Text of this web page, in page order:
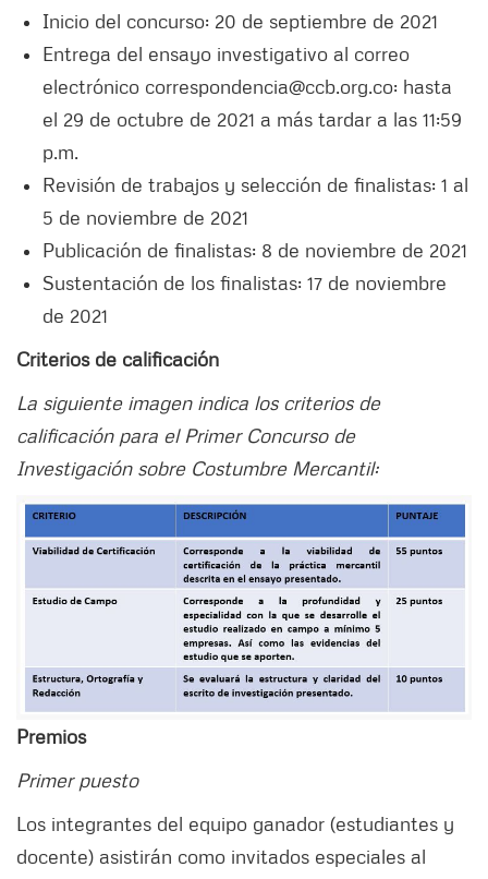
Inicio del concurso: 20 de septiembre de 2021
Entrega del ensayo investigativo al correo
electrónico correspondencia@ccb.org.co: hasta
el 29 de octubre de 2021 a más tardar a las 11:59
p.m.
Revisión de trabajos y selección de finalistas: 1 al
5 de noviembre de 2021
Publicación de finalistas: 8 de noviembre de 2021
Sustentación de los finalistas: 17 de noviembre
de 2021
Criterios de calificación
La siguiente imagen indica los criterios de
calificación para el Primer Concurso de
Investigación sobre Costumbre Mercantil:
Premios
Primer puesto
Los integrantes del equipo ganador (estudiantes y
docente) asistirán como invitados especiales al